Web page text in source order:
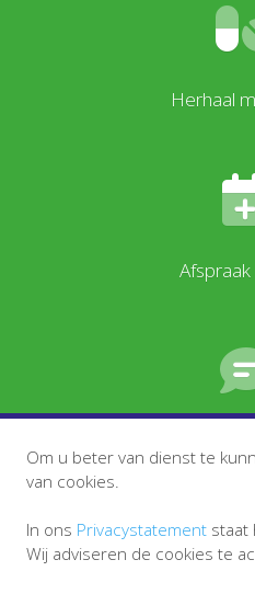
Herhaal
Om u beter van dienst te
van cookies.
In ons Privacystatement staat
Wij adviseren de cookies te